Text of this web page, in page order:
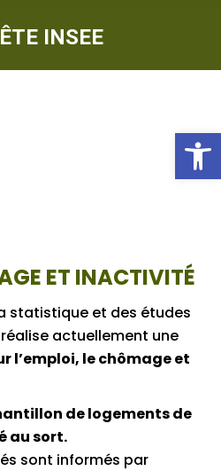
INSEE
ET INACTIVITÉ
statistique et des études
actuellement une
l’emploi, le chômage et
de logements de
au sort.
sont informés par